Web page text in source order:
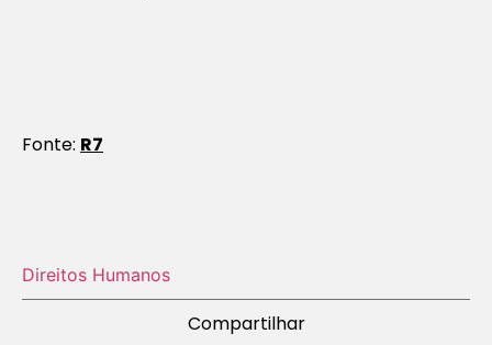
Fonte: R7
Direitos Humanos
Compartilhar